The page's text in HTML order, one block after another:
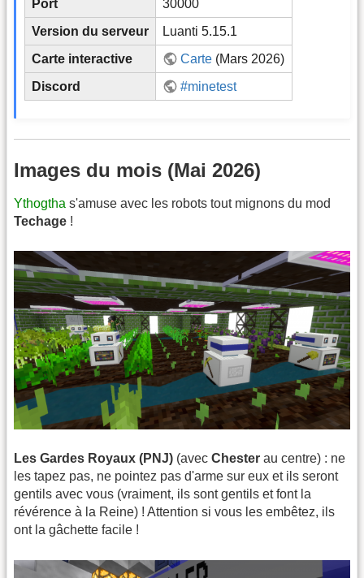
Port
30000
Version du serveur
Luanti 5.15.1
Carte interactive
Carte (Mars 2026)
Discord
#minetest
Images du mois (Mai 2026)
Ythogtha s'amuse avec les robots tout mignons du mod
Techage !
Les Gardes Royaux (PNJ) (avec Chester au centre) : ne
les tapez pas, ne pointez pas d'arme sur eux et ils seront
gentils avec vous (vraiment, ils sont gentils et font la
révérence à la Reine) ! Attention si vous les embêtez, ils
ont la gâchette facile !